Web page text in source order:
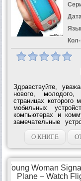
Здравствуйте,
нового,
страницах которого
мобильных
компьютерах и
замечательные
вашу работу и
самую свежую и
О КНИГЕ